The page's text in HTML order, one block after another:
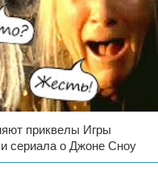
приквелы Игры
сериала о Джоне Сноу